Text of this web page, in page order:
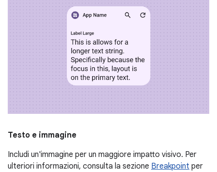
Testo e immagine
Includi un'immagine per un maggiore impatto visivo. Per
ulteriori informazioni, consulta la sezione Breakpoint per